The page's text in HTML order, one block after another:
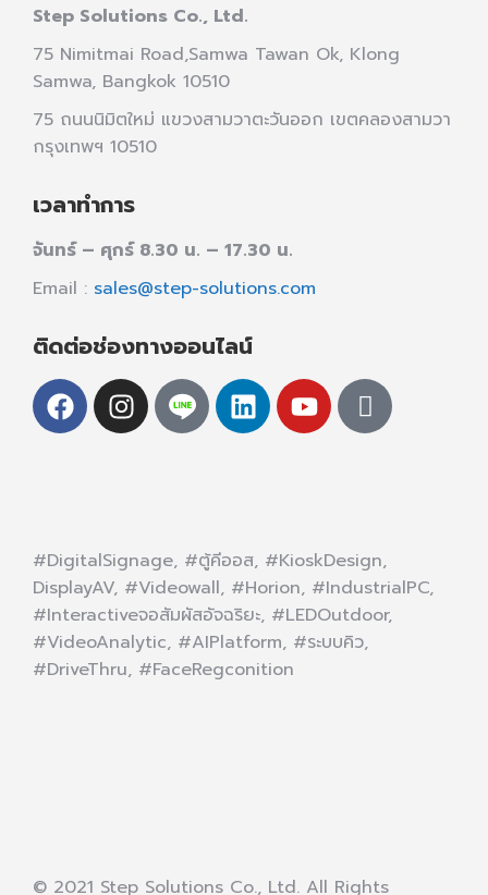
Step Solutions Co., Ltd.
75 Nimitmai Road,Samwa Tawan Ok, Klong
Samwa, Bangkok 10510
75 ถนนนิมิตใหม่ แขวงสามวาตะวันออก เขตคลองสามวา
กรุงเทพฯ 10510
เวลาทำการ
จันทร์ – ศุกร์ 8.30 น. – 17.30 น.
Email : sales@step-solutions.com
ติดต่อช่องทางออนไลน์
#DigitalSignage, #ตู้คีออส, #KioskDesign,
DisplayAV, #Videowall, #Horion, #IndustrialPC,
#Interactiveจอสัมผัสอัจฉริยะ, #LEDOutdoor,
#VideoAnalytic, #AIPlatform, #ระบบคิว,
#DriveThru, #FaceRegconition
© 2021 Step Solutions Co., Ltd. All Rights